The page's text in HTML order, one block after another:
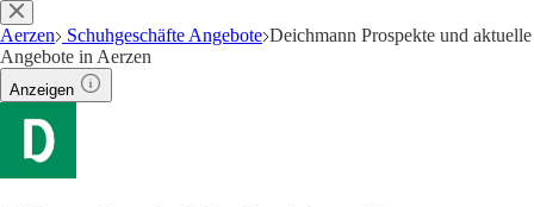
Aerzen Schuhgeschäfte Angebote Deichmann Prospekte und aktuelle
Angebote in Aerzen
Anzeigen